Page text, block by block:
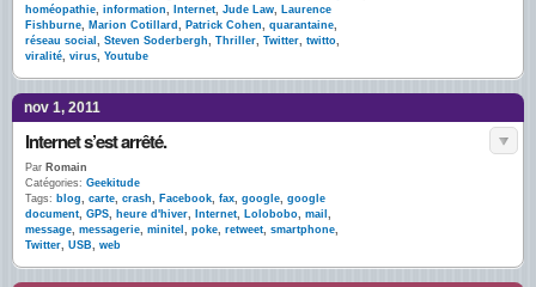
homéopathie, information, Internet, Jude Law, Laurence
Fishburne, Marion Cotillard , Patrick Cohen, quarantaine,
réseau social , Steven Soderbergh, Thriller, Twitter, twitto,
viralité, virus, Youtube
nov 1, 2011
Internet s’est arrêté.
Par Romain
Catégories: Geekitude
Tags: blog, carte, crash, Facebook, fax, google, google
document, GPS, heure d'hiver, Internet, Lolobobo, mail ,
message, messagerie, minitel , poke, retweet, smartphone,
Twitter, USB, web